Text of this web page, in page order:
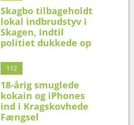
Skagbo tilbageholdt
lokal indbrudstyv i
Skagen, indtil
politiet dukkede op
112
18-årig smuglede
kokain og iPhones
ind i Kragskovhede
Fængsel